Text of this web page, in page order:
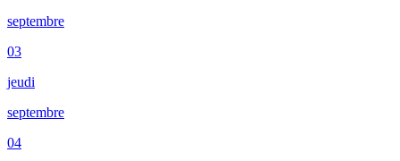
septembre
03
jeudi
septembre
04